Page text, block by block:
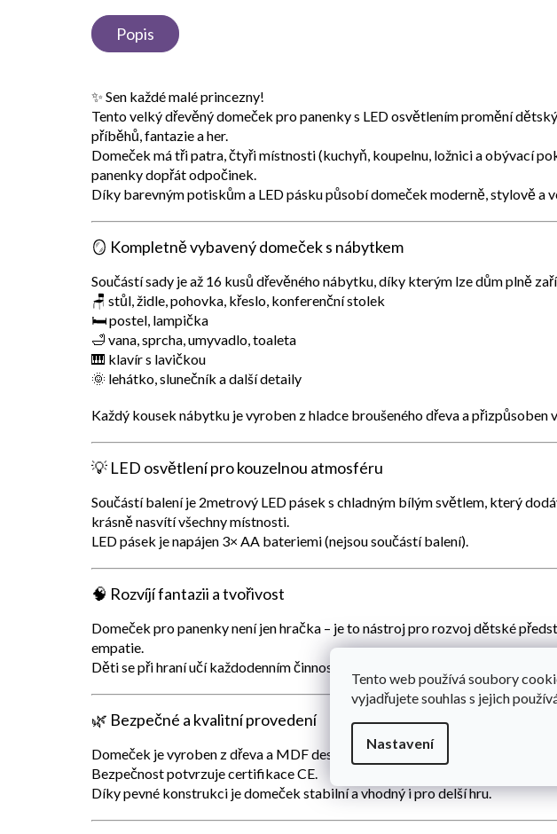
Tento web používá soubory
vyjadřujete souhlas s jejich
Nastavení
Popis
✨ Sen každé malé princezny!
Tentovelký dřevěný domeček pro panenky s LED osvětlenímpromění
příběhů, fantazie a her.
Domeček mátři patra čtyři místnosti(kuchyň, koupelnu, ložnici a obývací
panenky dopřát odpočinek.
Díky barevným potiskům a LED páskupůsobí domeček moderně, stylově a
🪞 Kompletně vybavený domeček s nábytkem
Součástí sady je až 16 kusů dřevěného nábytku , díky kterým lze dům plně
🪑 stůl, židle, pohovka, křeslo, konferenční stolek
🛏️ postel, lampička
🛁 vana, sprcha, umyvadlo, toaleta
🎹 klavír s lavičkou
🌞 lehátko, slunečník a další detaily
Každý kousek nábytku je vyroben z hladce broušeného dřeva a přizpůsoben
💡 LED osvětlení pro kouzelnou atmosféru
Součástí balení je 2metrový LED pásek s chladným bílým světlem , který
krásně nasvítí všechny místnosti.
LED pásek je napájen 3× AA bateriemi(nejsou součástí balení).
🧠 Rozvíjí fantazii a tvořivost
Domeček pro panenky není jen hračka – je to nástroj pro rozvoj dětské
empatie
Děti se při hraní učí každodenním činnostem, rozvíjejí sociální dovednosti a
🌿 Bezpečné a kvalitní provedení
Domeček je vyroben zdřeva a MDF desky , všechny části jsou
Bezpečnost potvrzujecertifikace CE
Díky pevné konstrukci je domeček stabilní a vhodný i pro delší hru.